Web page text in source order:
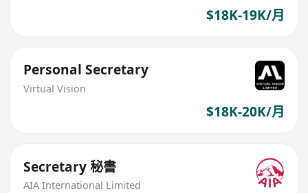
$18K-19K/月
Personal Secretary
Virtual Vision
$18K-20K/月
Secretary 秘書
AIA International Limited